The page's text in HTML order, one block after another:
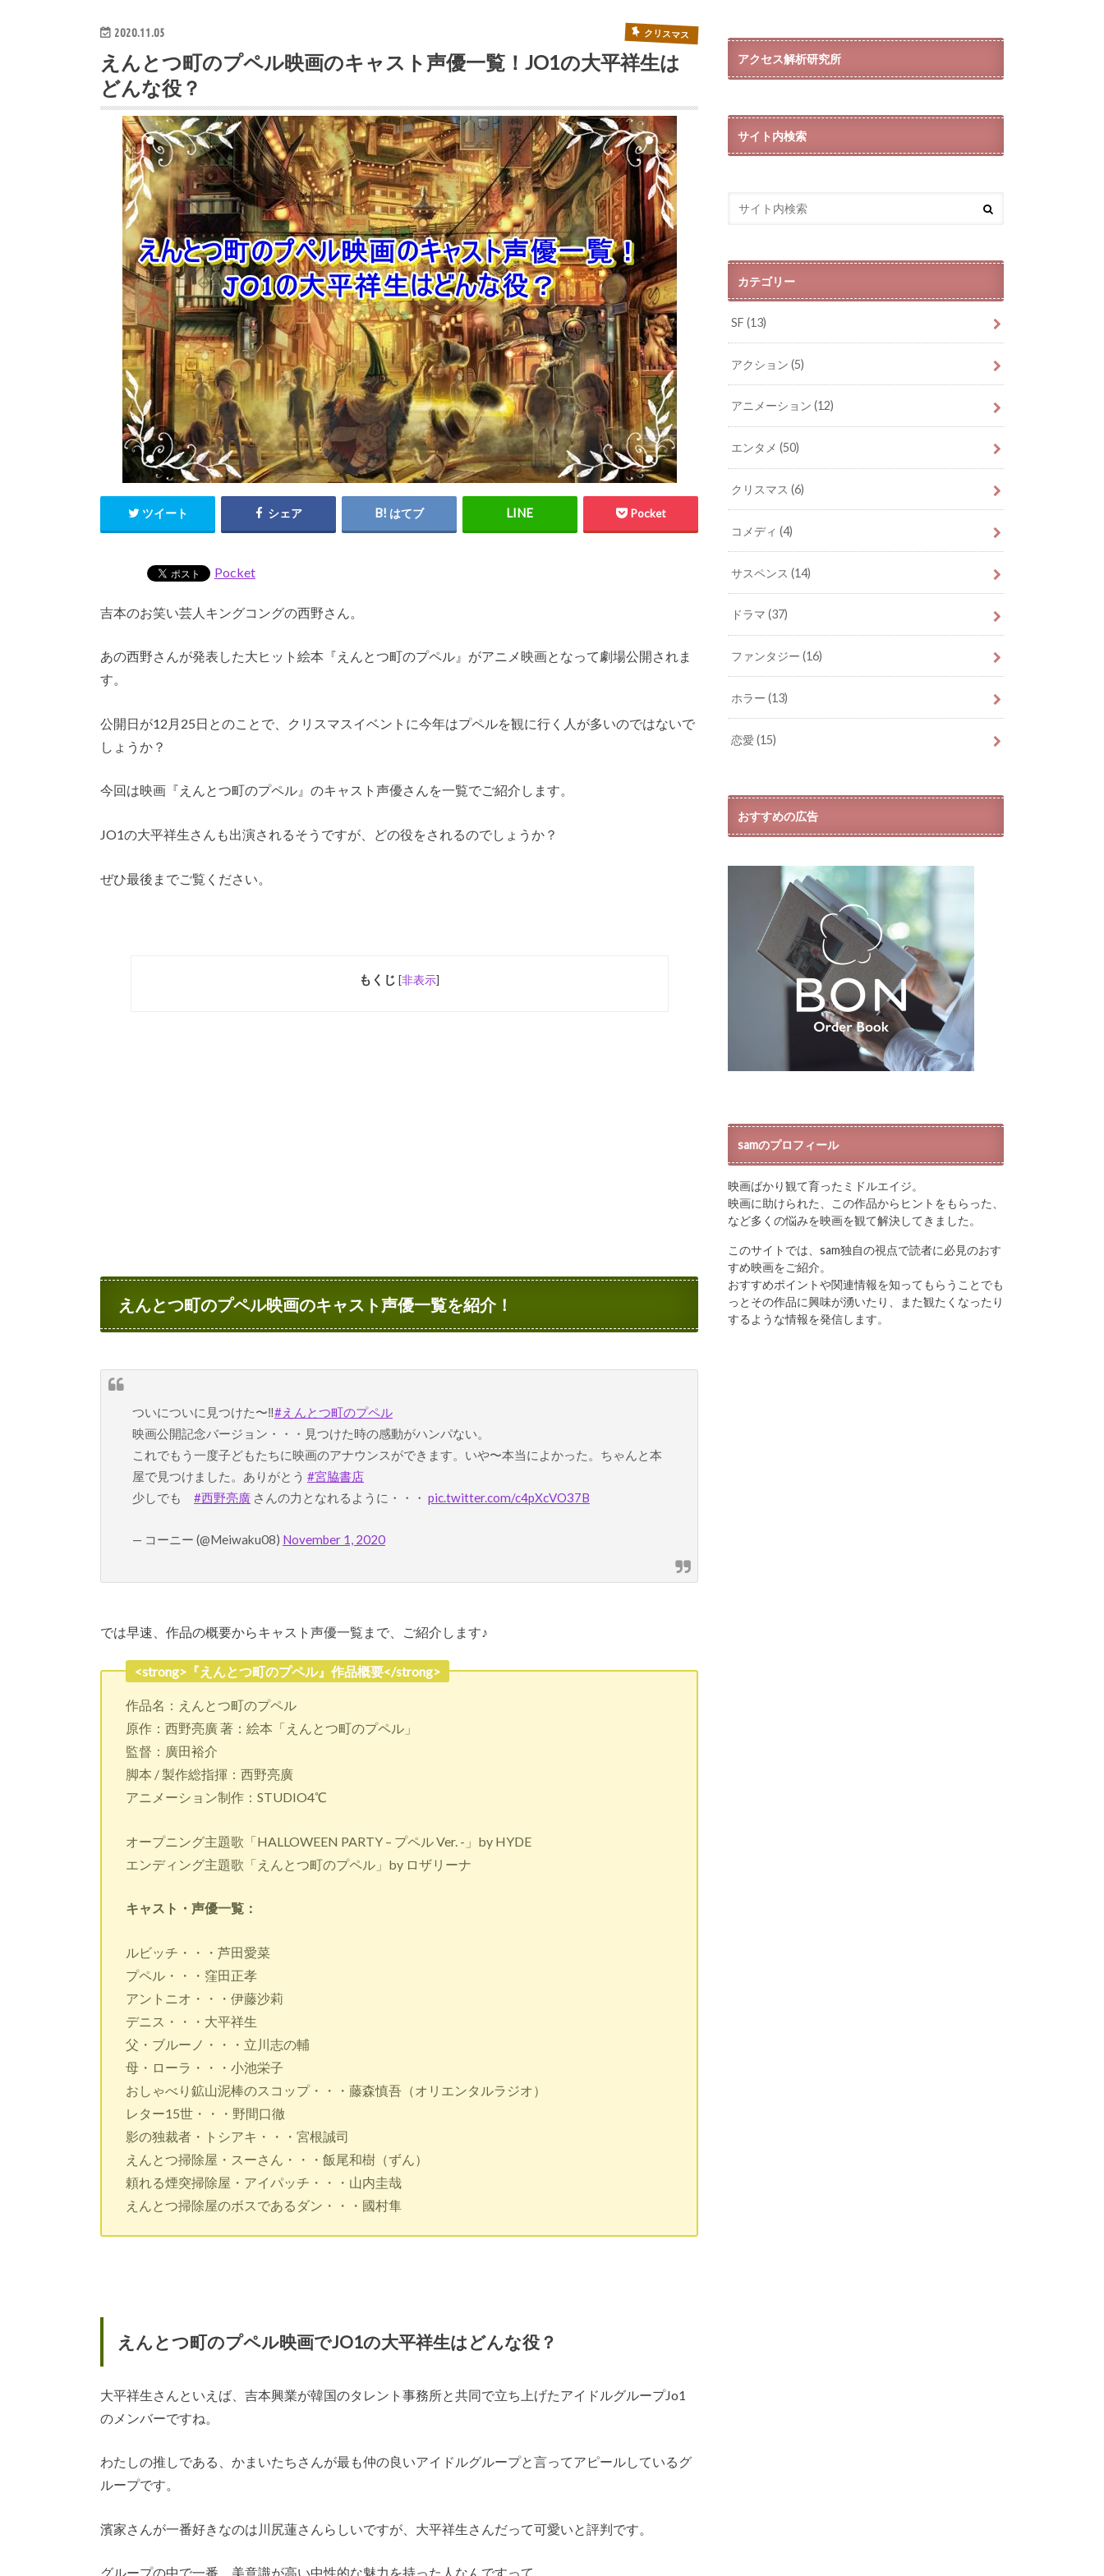
2020.11.05 クリスマス
えんとつ町のプペル映画のキャスト声優一覧！JO1の大平祥生は
どんな役？
ツイート シェア はてブ Pocket
Pocket
吉本のお笑い芸人キングコングの西野さん。
あの西野さんが発表した大ヒット絵本『えんとつ町のプペル』がアニメ映画となって劇場公開されま
す。
公開日が12月25日とのことで、クリスマスイベントに今年はプペルを観に行く人が多いのではないで
しょうか？
今回は映画『えんとつ町のプペル』のキャスト声優さんを一覧でご紹介します。
JO1の大平祥生さんも出演されるそうですが、どの役をされるのでしょうか？
ぜひ最後までご覧ください。
もくじ [非表示]
えんとつ町のプペル映画のキャスト声優一覧を紹介！
ついについに見つけた〜‼︎#えんとつ町のプペル
映画公開記念バージョン・・・見つけた時の感動がハンパない。
これでもう一度子どもたちに映画のアナウンスができます。いや〜本当によかった。ちゃんと本
屋で見つけました。ありがとう #宮脇書店
少しでも #西野亮廣 さんの力となれるように・・・ pic.twitter.com/c4pXcVO37B
— コーニー (@Meiwaku08) November 1, 2020
では早速、作品の概要からキャスト声優一覧まで、ご紹介します♪
<strong>『えんとつ町のプペル』作品概要</strong>
作品名：えんとつ町のプペル
原作：西野亮廣 著：絵本「えんとつ町のプペル」
監督：廣田裕介
脚本 / 製作総指揮：西野亮廣
アニメーション制作：STUDIO4℃
オープニング主題歌「HALLOWEEN PARTY – プペル Ver. -」by HYDE
エンディング主題歌「えんとつ町のプペル」by ロザリーナ
キャスト・声優一覧：
ルビッチ・・・芦田愛菜
プペル・・・窪田正孝
アントニオ・・・伊藤沙莉
デニス・・・大平祥生
父・ブルーノ・・・立川志の輔
母・ローラ・・・小池栄子
おしゃべり鉱山泥棒のスコップ・・・藤森慎吾（オリエンタルラジオ）
レター15世・・・野間口徹
影の独裁者・トシアキ・・・宮根誠司
えんとつ掃除屋・スーさん・・・飯尾和樹（ずん）
頼れる煙突掃除屋・アイパッチ・・・山内圭哉
えんとつ掃除屋のボスであるダン・・・國村隼
えんとつ町のプペル映画でJO1の大平祥生はどんな役？
大平祥生さんといえば、吉本興業が韓国のタレント事務所と共同で立ち上げたアイドルグループJo1
のメンバーですね。
わたしの推しである、かまいたちさんが最も仲の良いアイドルグループと言ってアピールしているグ
ループです。
濱家さんが一番好きなのは川尻蓮さんらしいですが、大平祥生さんだって可愛いと評判です。
グループの中で一番、美意識が高い中性的な魅力を持った人なんですって。
アクセス解析研究所
サイト内検索
カテゴリー
SF(13)
アクション(5)
アニメーション(12)
エンタメ(50)
クリスマス(6)
コメディ(4)
サスペンス(14)
ドラマ(37)
ファンタジー(16)
ホラー(13)
恋愛(15)
おすすめの広告
samのプロフィール
映画ばかり観て育ったミドルエイジ。
映画に助けられた、この作品からヒントをもらった、
など多くの悩みを映画を観て解決してきました。
このサイトでは、sam独自の視点で読者に必見のおす
すめ映画をご紹介。
おすすめポイントや関連情報を知ってもらうことでも
っとその作品に興味が湧いたり、また観たくなったり
するような情報を発信します。